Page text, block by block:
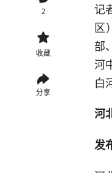
2
收藏
分享
记
区
部
河
白
河
发